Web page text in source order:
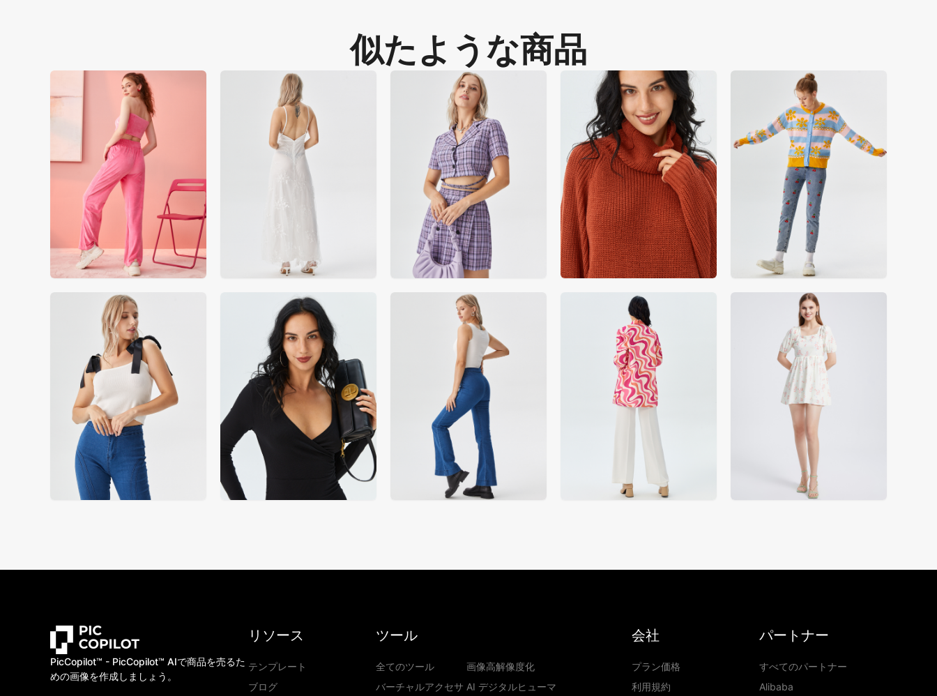
似たような商品
PicCopilot™️ - PicCopilot™️ AIで商品を売るた
めの画像を作成しましょう。
リソース
テンプレート
ブログ
ツール
全てのツール
バーチャルアクセサ
画像高解像度化
AI デジタルヒューマ
会社
プラン価格
利用規約
パートナー
すべてのパートナー
Alibaba